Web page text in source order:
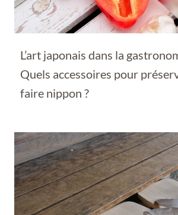
L’art japonais dans la
Quels accessoires pour
faire nippon ?